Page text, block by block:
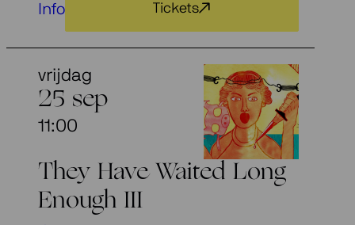
Info Tickets
vrijdag
25 sep
11:00
They Have Waited Long
Enough III